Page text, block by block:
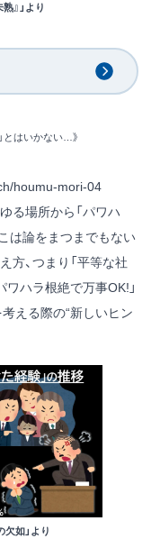
』」より
とはいかない…》
houmu-mori-04
る場所から「パワハ
は論をまつまでもない
方、つまり「平等な社
ワハラ根絶で万事OK!」
える際の“新しいヒン
欠如」より